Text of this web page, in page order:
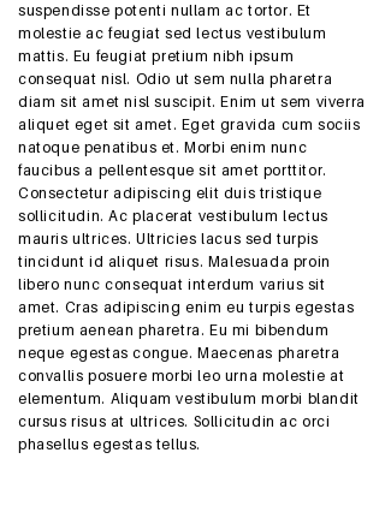
suspendisse potenti nullam ac tortor. Et
molestie ac feugiat sed lectus vestibulum
mattis. Eu feugiat pretium nibh ipsum
consequat nisl. Odio ut sem nulla pharetra
diam sit amet nisl suscipit. Enim ut sem viverra
aliquet eget sit amet. Eget gravida cum sociis
natoque penatibus et. Morbi enim nunc
faucibus a pellentesque sit amet porttitor.
Consectetur adipiscing elit duis tristique
sollicitudin. Ac placerat vestibulum lectus
mauris ultrices. Ultricies lacus sed turpis
tincidunt id aliquet risus. Malesuada proin
libero nunc consequat interdum varius sit
amet. Cras adipiscing enim eu turpis egestas
pretium aenean pharetra. Eu mi bibendum
neque egestas congue. Maecenas pharetra
convallis posuere morbi leo urna molestie at
elementum. Aliquam vestibulum morbi blandit
cursus risus at ultrices. Sollicitudin ac orci
phasellus egestas tellus.